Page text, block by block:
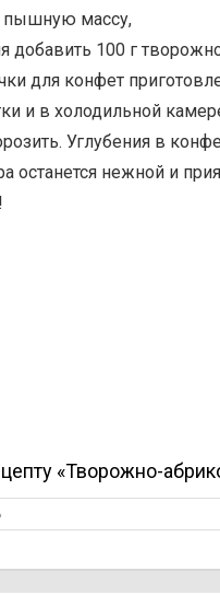
пышную массу,
добавить 100 г
для конфет
и в холодильной
Углубения в
останется нежной и
«Творожно-